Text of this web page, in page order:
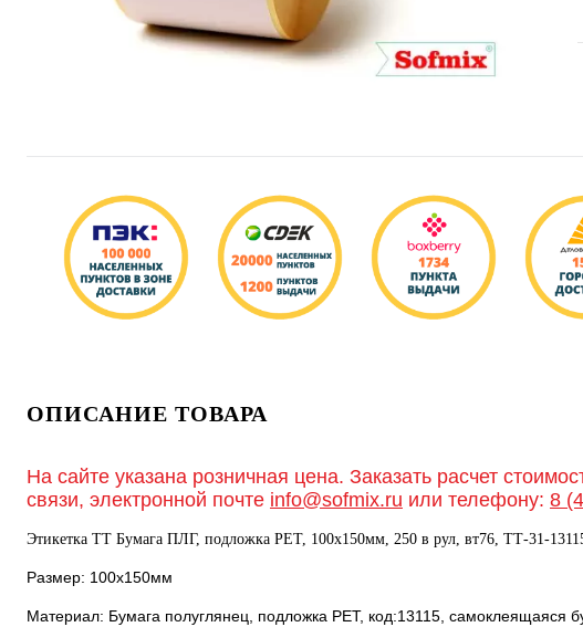
ОПИСАНИЕ ТОВАРА
На сайте указана розничная цена. Заказать расчет
связи, электронной почте info@sofmix.ru или телефону: 8
Этикетка ТТ Бумага ПЛГ, подложка РЕТ, 100х150мм, 250 в рул, вт76, TТ-31-
Размер: 100х150мм
Материал: Бумага полуглянец, подложка РЕТ, код:13115, самоклеящаяся